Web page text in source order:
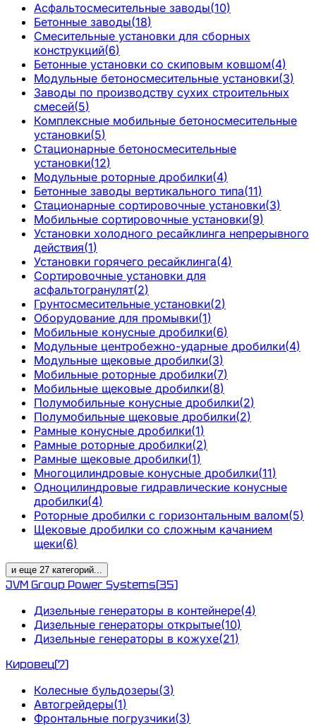
Асфальтосмесительные заводы(10)
Бетонные заводы(18)
Смесительные установки для сборных
конструкций(6)
Бетонные установки со скиповым ковшом(4)
Модульные бетоносмесительные установки(3)
Заводы по производству сухих строительных
смесей(5)
Комплексные мобильные бетоносмесительные
установки(5)
Стационарные бетоносмесительные
установки(12)
Модульные роторные дробилки(4)
Бетонные заводы вертикального типа(11)
Стационарные сортировочные установки(3)
Мобильные сортировочные установки(9)
Установки холодного ресайклинга непрерывного
действия(1)
Установки горячего ресайклинга(4)
Сортировочные установки для
асфальтогранулят(2)
Грунтосмесительные установки(2)
Оборудование для промывки(1)
Мобильные конусные дробилки(6)
Модульные центробежно-ударные дробилки(4)
Модульные щековые дробилки(3)
Мобильные роторные дробилки(7)
Мобильные щековые дробилки(8)
Полумобильные конусные дробилки(2)
Полумобильные щековые дробилки(2)
Рамные конусные дробилки(1)
Рамные роторные дробилки(2)
Рамные щековые дробилки(1)
Многоцилиндровые конусные дробилки(11)
Одноцилиндровые гидравлические конусные
дробилки(4)
Роторные дробилки с горизонтальным валом(5)
Щековые дробилки со сложным качанием
щеки(6)
и еще 27 категорий...
JVM Group Power Systems(35)
Дизельные генераторы в контейнере(4)
Дизельные генераторы открытые(10)
Дизельные генераторы в кожухе(21)
Кировец(7)
Колесные бульдозеры(3)
Автогрейдеры(1)
Фронтальные погрузчики(3)